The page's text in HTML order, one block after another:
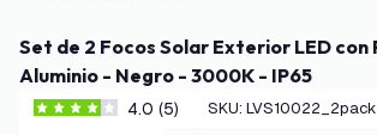
Set de 2 Focos Solar Exterior LED con Pincho -
Aluminio - Negro - 3000K - IP65
4 estrellas de puntuación
4.0 (5) SKU: LVS10022_2pack